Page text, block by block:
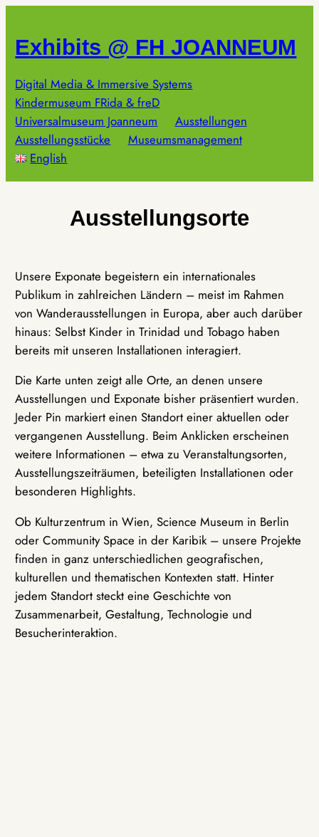
springen
Exhibits @ FH JOANNEUM
Digital Media & Immersive Systems
Kindermuseum FRida & freD
Universalmuseum Joanneum
Ausstellungen
Ausstellungsstücke
Museumsmanagement
English
Ausstellungsorte
Unsere Exponate begeistern ein internationales
Publikum in zahlreichen Ländern – meist im Rahmen
von Wanderausstellungen in Europa, aber auch darüber
hinaus: Selbst Kinder in Trinidad und Tobago haben
bereits mit unseren Installationen interagiert.
Die Karte unten zeigt alle Orte, an denen unsere
Ausstellungen und Exponate bisher präsentiert wurden.
Jeder Pin markiert einen Standort einer aktuellen oder
vergangenen Ausstellung. Beim Anklicken erscheinen
weitere Informationen – etwa zu Veranstaltungsorten,
Ausstellungszeiträumen, beteiligten Installationen oder
besonderen Highlights.
Ob Kulturzentrum in Wien, Science Museum in Berlin
oder Community Space in der Karibik – unsere Projekte
finden in ganz unterschiedlichen geografischen,
kulturellen und thematischen Kontexten statt. Hinter
jedem Standort steckt eine Geschichte von
Zusammenarbeit, Gestaltung, Technologie und
Besucherinteraktion.